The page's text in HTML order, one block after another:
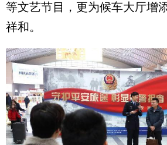
等文艺节目，更为候车大厅增
祥和。